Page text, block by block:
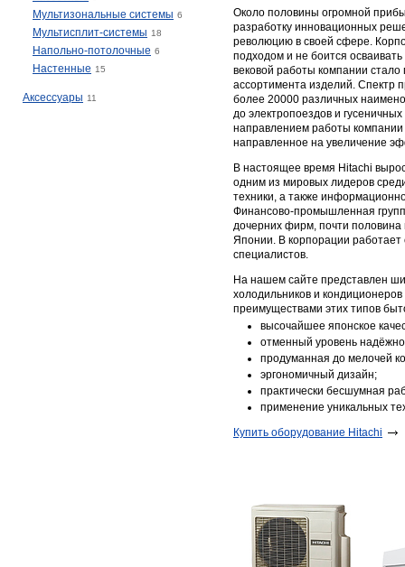
Около половины огромной
разработку инновационных
революцию в своей сфере.
подходом и не боится
вековой работы компании
ассортимента изделий. Спектр
более 20000 различных
до электропоездов и
направлением работы
направленное на увеличение
В настоящее время Hitachi
одним из мировых лидеров
техники, а также
Финансово-промышленная
дочерних фирм, почти
Японии. В корпорации работает
специалистов.
На нашем сайте представлен
холодильников и
преимуществами этих типов
высочайшее японское
отменный уровень
продуманная до мелочей
эргономичный дизайн;
практически бесшумная
применение уникальных
Купить оборудование Hitachi
Мультизональные системы 6
Мультисплит-системы 18
Напольно-потолочные 6
Настенные 15
Аксессуары 11